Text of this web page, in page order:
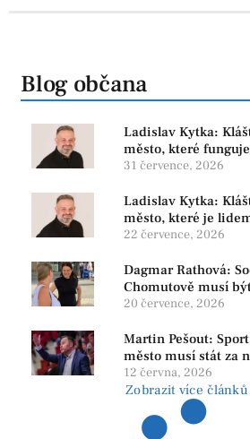
Blog občana
Ladislav Kytka:
město, které
program, který řeší
31 července, 2026
Ladislav Kytka:
město, které je
22 července, 2026
Dagmar Rathová:
Chomutově musí
srozumitelná a
20 července, 2026
Martin Pešout:
město musí stát za
12 června, 2026
Zobrazit více článků